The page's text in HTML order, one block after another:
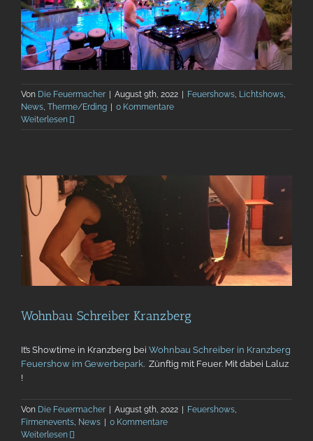
Von Die Feuermacher August 9th, 2022 Feuershows, Lichtshows,
News, Therme/Erding
0 Kommentare
Weiterlesen
Wohnbau Schreiber Kranzberg
It’s Showtime in Kranzberg bei Wohnbau Schreiber in Kranzberg
Feuershow im Gewerbepark. Zünftig mit Feuer. Mit dabei Laluz
!
Von Die Feuermacher August 9th, 2022 Feuershows,
Firmenevents, News
0 Kommentare
Weiterlesen